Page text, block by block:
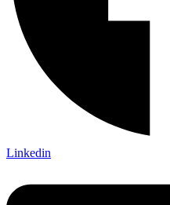
Linkedin